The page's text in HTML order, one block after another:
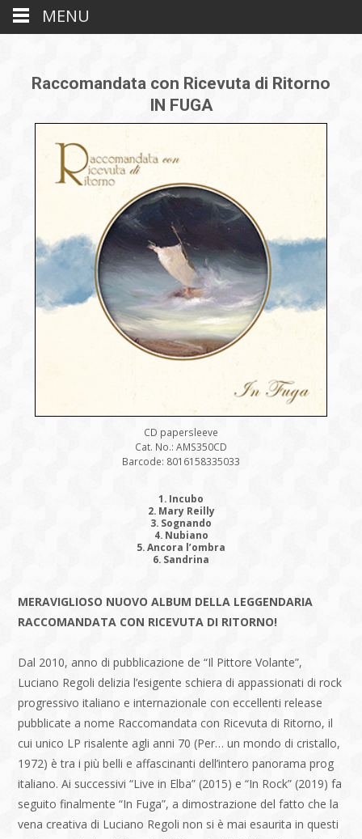
Raccomandata con Ricevuta di Ritorno
IN FUGA
CD papersleeve
Cat. No.: AMS350CD
Barcode: 8016158335033
1. Incubo
2. Mary Reilly
3. Sognando
4. Nubiano
5. Ancora l’ombra
6. Sandrina
MERAVIGLIOSO NUOVO ALBUM DELLA LEGGENDARIA
RACCOMANDATA CON RICEVUTA DI RITORNO!
Dal 2010, anno di pubblicazione de “Il Pittore Volante”,
Luciano Regoli delizia l’esigente schiera di appassionati di rock
progressivo italiano e internazionale con eccellenti release
pubblicate a nome Raccomandata con Ricevuta di Ritorno, il
cui unico LP risalente agli anni 70 (Per… un mondo di cristallo,
1972) è tra i più belli e affascinanti dell’intero panorama prog
italiano. Ai successivi “Live in Elba” (2015) e “In Rock” (2019) fa
seguito finalmente “In Fuga”, a dimostrazione del fatto che la
vena creativa di Luciano Regoli non si è mai esaurita in questi
MENU